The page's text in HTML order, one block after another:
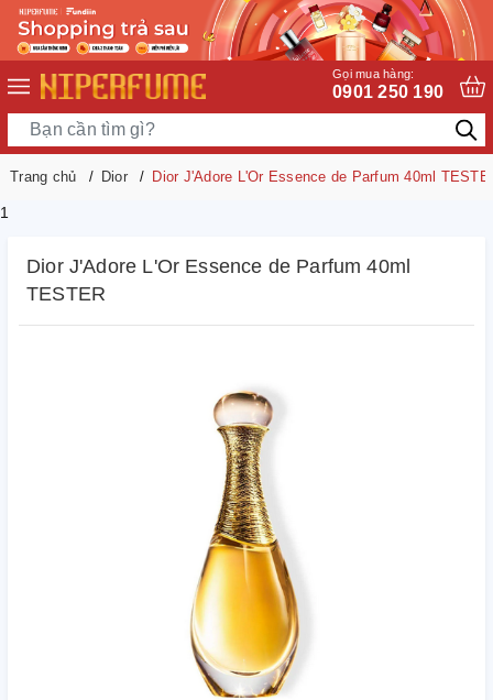
Gọi mua hàng:
0901 250 190
Trang chủ Dior Dior J'Adore L'Or Essence de Parfum 40ml
1
Dior J'Adore L'Or Essence de Parfum 40ml
TESTER